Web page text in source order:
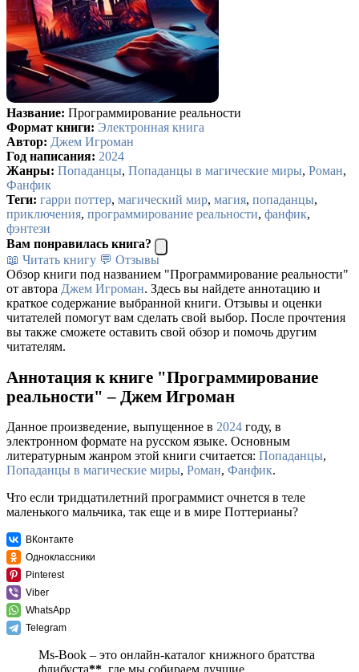
Название: Программирование реальности
Формат книги: Электронная книга
Автор: Джем Игроман
Год написания: 2024
Жанры: Попаданцы, Попаданцы в магические миры, Роман,
Фанфик
Теги: гарри поттер, магический мир, магия, попаданцы,
приключения, программирование реальности, фанфик,
фэнтези
Вам понравилась книга?
📖 Читать книгу 💬 Отзывы
Обзор книги под названием "Программирование реальности"
от автора Джем Игроман. Здесь вы найдете аннотацию и
краткое содержание выбранной книги. Отзывы и оценки
читателей помогут вам сделать свой выбор. После прочтения
вы также сможете оставить свой обзор и помочь другим
читателям.
Аннотация к книге "Программирование
реальности" – Джем Игроман
Данное произведение, выпущенное в 2024 году, в
электронном формате на русском языке. Основным
литературным жанром этой книги считается: Попаданцы,
Попаданцы в магические миры, Роман, Фанфик.
Что если тридцатилетний программист очнется в теле
маленького мальчика, так еще и в мире Поттерианы?
ВКонтакте
Одноклассники
Pinterest
Viber
WhatsApp
Telegram
Ms-Book – это онлайн-каталог книжного братства